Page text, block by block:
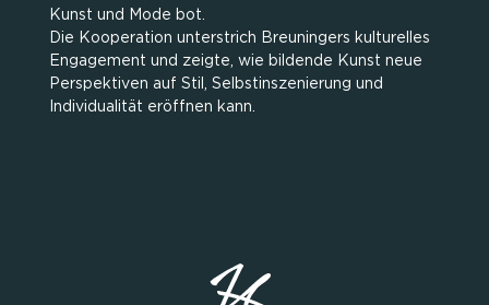
Kunst und Mode bot.
Die Kooperation unterstrich Breuningers kulturelles
Engagement und zeigte, wie bildende Kunst neue
Perspektiven auf Stil, Selbstinszenierung und
Individualität eröffnen kann.